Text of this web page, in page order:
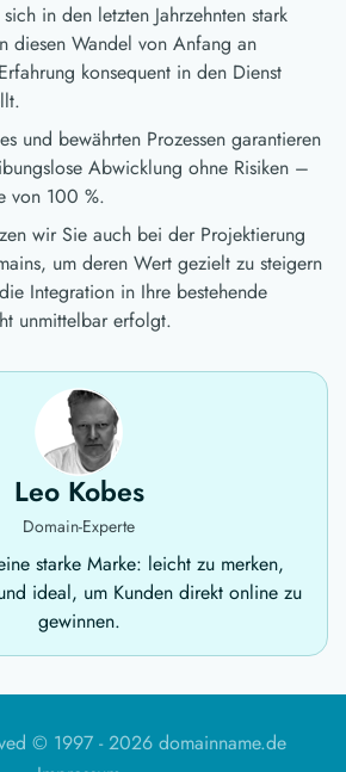
in den letzten Jahrzehnten stark
diesen Wandel von Anfang an
konsequent in den Dienst
und bewährten Prozessen garantieren
Abwicklung ohne Risiken –
von 100 %.
wir Sie auch bei der Projektierung
um deren Wert gezielt zu steigern
Integration in Ihre bestehende
unmittelbar erfolgt.
Leo Kobes
Domain-Experte
starke Marke: leicht zu merken,
ideal, um Kunden direkt online zu
gewinnen.
© 1997 -2026 domainname.de